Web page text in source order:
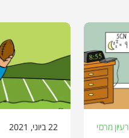
רעיון מרכזי 22 ביוני, 2021